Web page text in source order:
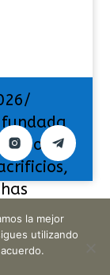
fundada
por
la mejor
utilizando